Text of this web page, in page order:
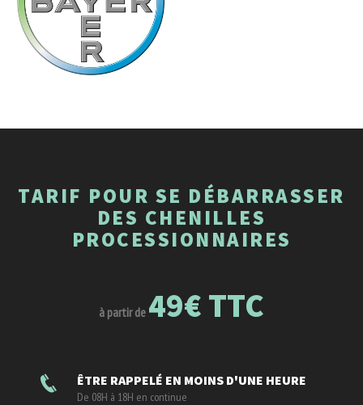
TARIF POUR SE DÉBARRASSER
DES CHENILLES
PROCESSIONNAIRES
à partir de 49€ TTC
ÊTRE RAPPELÉ EN MOINS D'UNE HEURE
De 08H à 18H en continue